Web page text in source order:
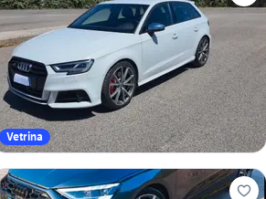
Vetrina